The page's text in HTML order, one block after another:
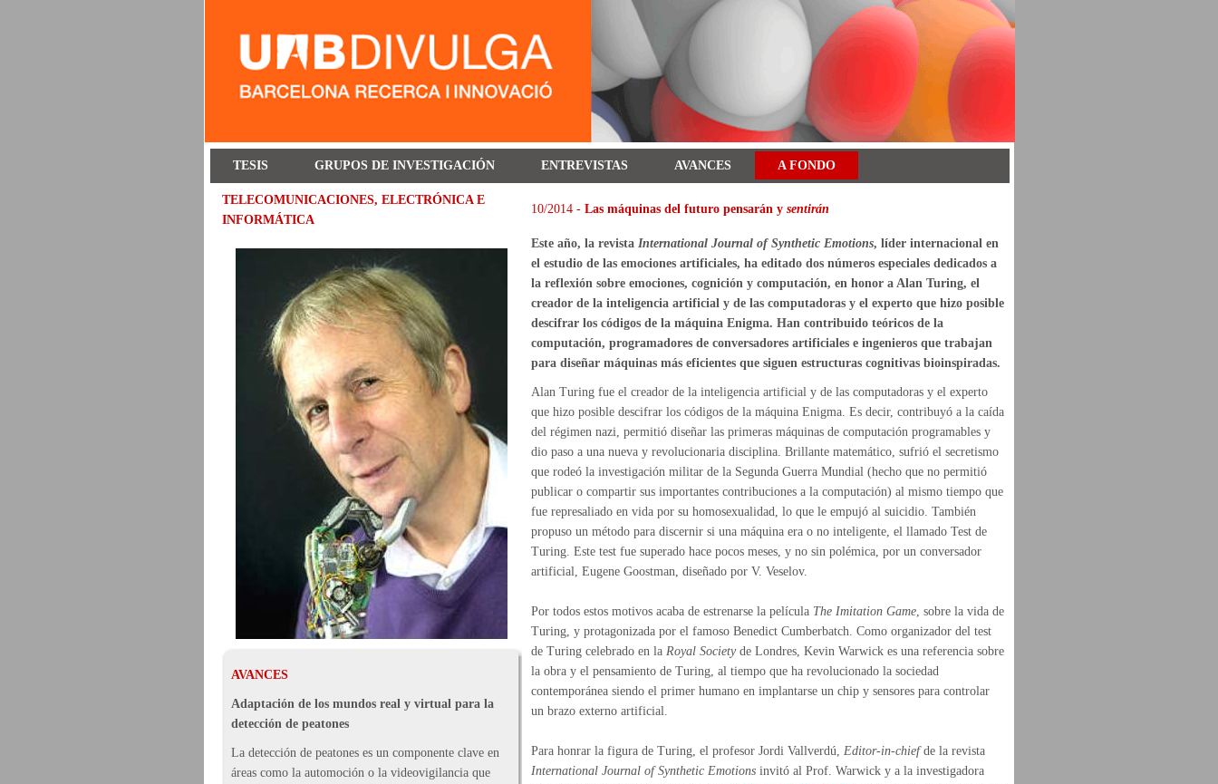
TESIS GRUPOS DE INVESTIGACIÓN ENTREVISTAS AVANCES A FONDO
TELECOMUNICACIONES, ELECTRÓNICA E
INFORMÁTICA
AVANCES
Adaptación de los mundos real y virtual para la
detección de peatones
La detección de peatones es un componente clave en
áreas como la automoción o la videovigilancia que
10/2014 - Las máquinas del futuro pensarán y sentirán
Este año, la revista International Journal of Synthetic Emotions, líder internacional en
el estudio de las emociones artificiales, ha editado dos números especiales dedicados a
la reflexión sobre emociones, cognición y computación, en honor a Alan Turing, el
creador de la inteligencia artificial y de las computadoras y el experto que hizo posible
descifrar los códigos de la máquina Enigma. Han contribuido teóricos de la
computación, programadores de conversadores artificiales e ingenieros que trabajan
para diseñar máquinas más eficientes que siguen estructuras cognitivas bioinspiradas.
Alan Turing fue el creador de la inteligencia artificial y de las computadoras y el experto
que hizo posible descifrar los códigos de la máquina Enigma. Es decir, contribuyó a la caída
del régimen nazi, permitió diseñar las primeras máquinas de computación programables y
dio paso a una nueva y revolucionaria disciplina. Brillante matemático, sufrió el secretismo
que rodeó la investigación militar de la Segunda Guerra Mundial (hecho que no permitió
publicar o compartir sus importantes contribuciones a la computación) al mismo tiempo que
fue represaliado en vida por su homosexualidad, lo que le empujó al suicidio. También
propuso un método para discernir si una máquina era o no inteligente, el llamado Test de
Turing. Este test fue superado hace pocos meses, y no sin polémica, por un conversador
artificial, Eugene Goostman, diseñado por V. Veselov.
Por todos estos motivos acaba de estrenarse la película The Imitation Game, sobre la vida de
Turing, y protagonizada por el famoso Benedict Cumberbatch. Como organizador del test
de Turing celebrado en la Royal Societyde Londres, Kevin Warwick es una referencia sobre
la obra y el pensamiento de Turing, al tiempo que ha revolucionado la sociedad
contemporánea siendo el primer humano en implantarse un chip y sensores para controlar
un brazo externo artificial.
Para honrar la figura de Turing, el profesor Jordi Vallverdú, Editor-in-chiefde la revista
International Journal of Synthetic Emotionsinvitó al Prof. Warwick y a la investigadora